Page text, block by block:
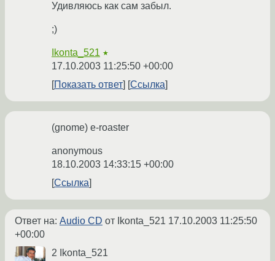
Удивляюсь как сам забыл.
;)
Ikonta_521 ★
17.10.2003 11:25:50 +00:00
Показать ответ
Ссылка
(gnome) e-roaster
anonymous
18.10.2003 14:33:15 +00:00
Ссылка
Ответ на: Audio CD от Ikonta_521 17.10.2003 11:25:50
+00:00
2 Ikonta_521